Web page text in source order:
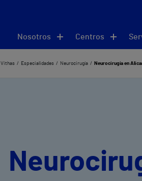
Nosotros Centros
Vithas Especialidades Neurocirugía Neurocirugía en